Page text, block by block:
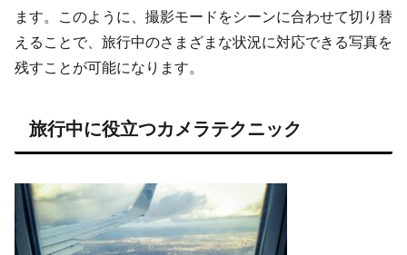
ます。このように、撮影モードをシーンに合わせて切り替
えることで、旅行中のさまざまな状況に対応できる写真を
残すことが可能になります。
旅行中に役立つカメラテクニック